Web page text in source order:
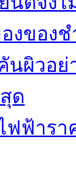
งของ
นผิวอ
ด
ฟฟ้าร